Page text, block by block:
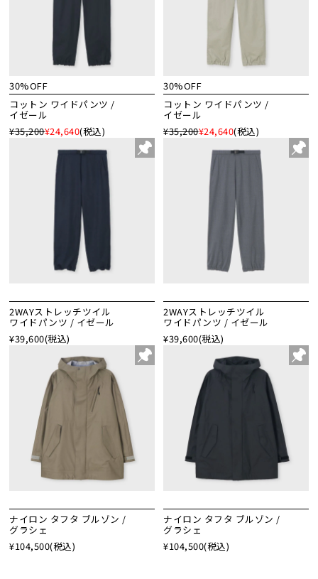
30%OFF
コットン ワイドパンツ /
イゼール
¥35,200¥24,640(税込)
30%OFF
コットン ワイドパンツ /
イゼール
¥35,200¥24,640(税込)
2WAYストレッチツイル
ワイドパンツ / イゼール
¥39,600(税込)
2WAYストレッチツイル
ワイドパンツ / イゼール
¥39,600(税込)
ナイロン タフタ ブルゾン /
グラシェ
¥104,500(税込)
ナイロン タフタ ブルゾン /
グラシェ
¥104,500(税込)